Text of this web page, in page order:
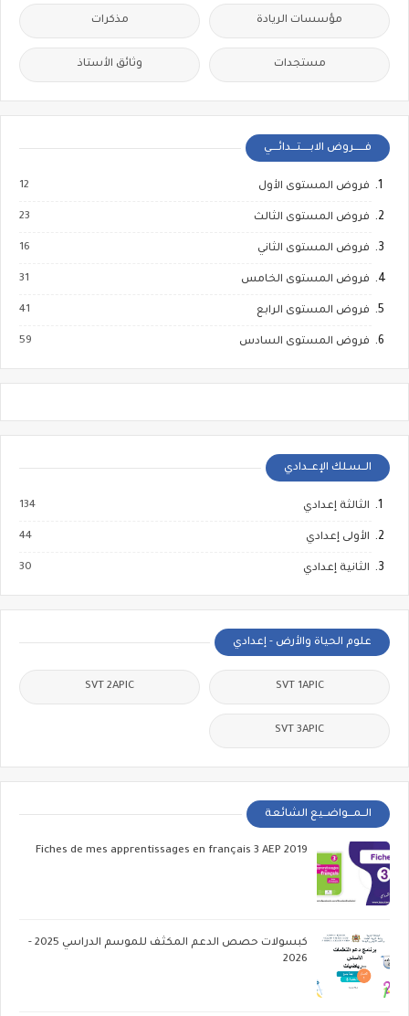
مؤسسات الريادة مذكرات
مستجدات وثائق الأستاذ
فــــــروض الابـــــتـــدائــــي
فروض المستوى الأول 12
فروض المستوى الثالث 23
فروض المستوى الثاني 16
فروض المستوى الخامس 31
فروض المستوى الرابع 41
فروض المستوى السادس 59
الــسـلك الإعــدادي
الثالثة إعدادي 134
الأولى إعدادي 44
الثانية إعدادي 30
علوم الحياة والأرض - إعدادي
SVT 1APIC
SVT 2APIC
SVT 3APIC
الــمـــواضــيع الشائعة
Fiches de mes apprentissages en français 3 AEP 2019
كبسولات حصص الدعم المكثف للموسم الدراسي 2025 -
2026